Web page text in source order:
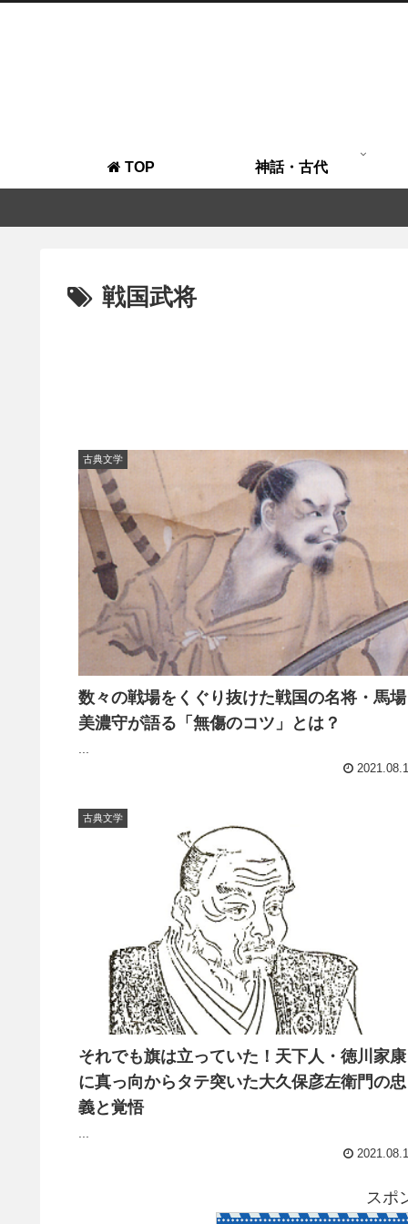
TOP 神話・古代
戦国武将
古典文学
数々の戦場をくぐり抜けた戦国の名将・馬場
美濃守が語る「無傷のコツ」とは？
古典文学
それでも旗は立っていた！天下人・徳川家康
に真っ向からタテ突いた大久保彦左衛門の忠
義と覚悟
...
スポ